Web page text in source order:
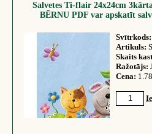
Salvetes Ti-flair 24x24cm
BĒRNU PDF var apskatīt
Svītrkods:
Artikuls:
Skaits
Ražotājs:
Cena: